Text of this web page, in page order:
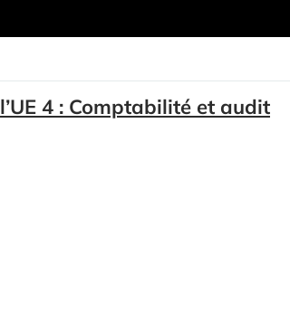
l’UE 4 : Comptabilité et audit